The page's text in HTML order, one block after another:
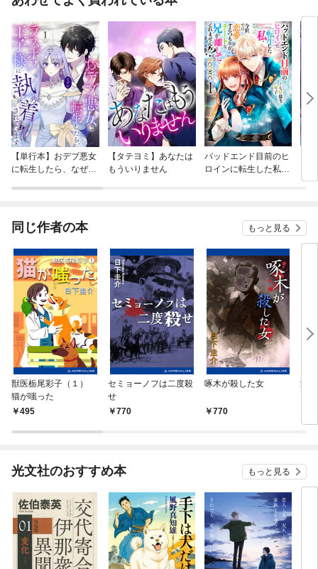
【単行本】おデブ悪女
に転生したら、なぜか
【タテヨミ】あなたは
もういりません
バッドエンド目前のヒ
ロインに転生した私、
同じ作者の本 もっと見る
獣医栃尾彩子（１）
猫が嗤った
495
セミョーノフは二度殺
せ
770
啄木が殺した女
770
海
光文社のおすすめ本 もっと見る